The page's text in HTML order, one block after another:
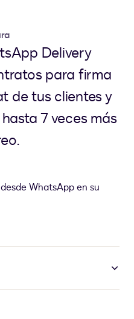
Delivery
para firma
de tus clientes y
7 veces más